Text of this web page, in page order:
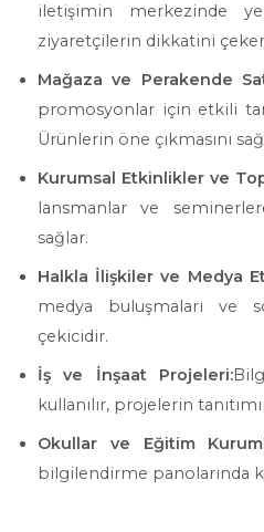
iletişimin merkezinde
ziyaretçilerin dikkatini
Mağaza ve Perakende
promosyonlar için etkili
Ürünlerin öne çıkmasını
Kurumsal Etkinlikler ve
lansmanlar ve
sağlar.
Halkla İlişkiler ve Medya
medya buluşmaları ve
çekicidir.
İş ve İnşaat Projeleri:
kullanılır, projelerin
Okullar ve Eğitim
bilgilendirme panolarında